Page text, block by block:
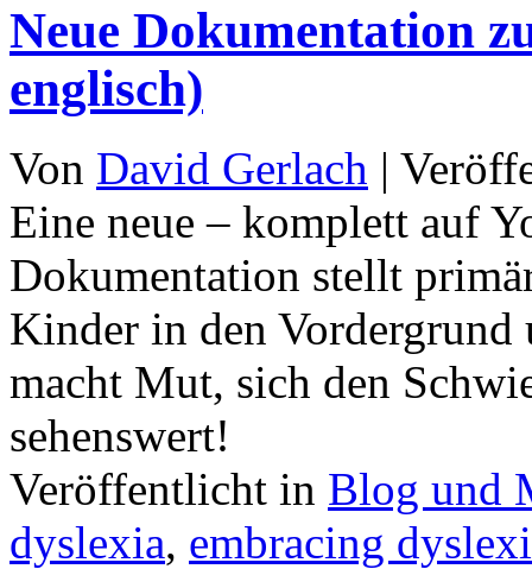
Neue Dokumentation
englisch)
Von David Gerlach |
Eine neue – komplett auf
Dokumentation stellt
Kinder in den
macht Mut, sich den
sehenswert!
Veröffentlicht in Blog und
dyslexia, embracing